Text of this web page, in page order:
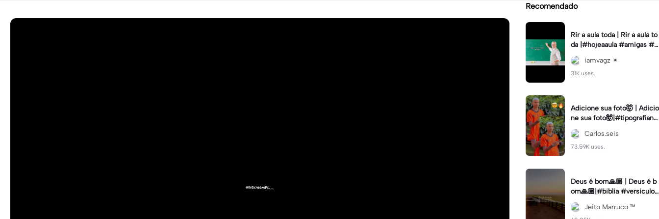
Recomendado
Rir a aula toda | Rir a aula to
da |#hojeaaula #amigas #tr
endtikitok #melhoresamiga
s
iamvagz ✴︎
31K uses.
Adicione sua foto🤯 | Adicio
ne sua foto🤯|#tipografiano
va #status #tipografia
Carlos.seis
73.59K uses.
Deus é bom🙏🏼 | Deus é b
om🙏🏼|#biblia #versiculo
#cristao #agro #tipografia
#fy #fypJeito Marruco ™️